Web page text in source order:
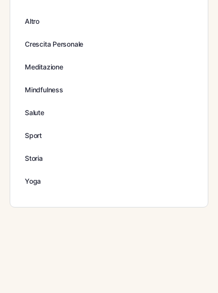
Altro
Crescita Personale
Meditazione
Mindfulness
Salute
Sport
Storia
Yoga